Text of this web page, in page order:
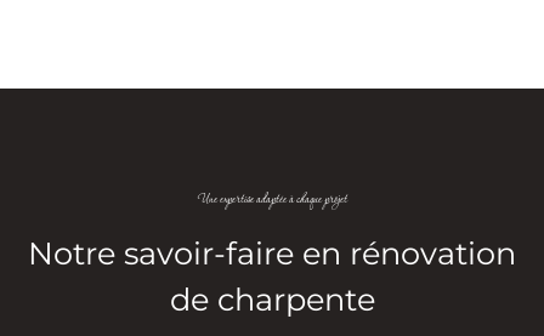
Une expertise adaptée à chaque projet
Notre savoir-faire en rénovation
de charpente